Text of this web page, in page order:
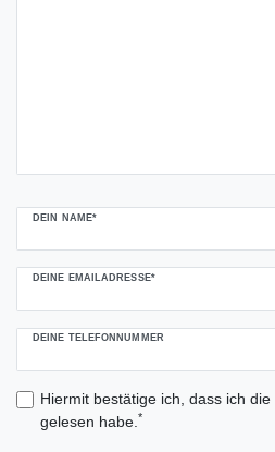
DEIN NAME*
DEINE EMAILADRESSE*
DEINE TELEFONNUMMER
Hiermit bestätige ich, dass ich die
gelesen habe. *